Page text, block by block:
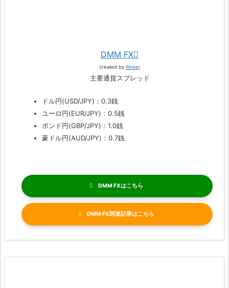
DMM FX
created by Rinker
主要通貨スプレッド
ドル円(USD/JPY)：0.3銭
ユーロ円(EUR/JPY)：0.5銭
ポンド円(GBP/JPY)：1.0銭
豪ドル円(AUD/JPY)：0.7銭
DMM FX
DMM FX関連記事